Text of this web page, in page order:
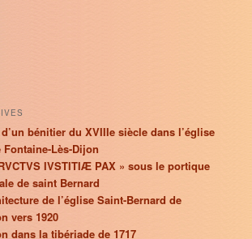
bénitier du XVIIIe siècle dans l’église
Lès-Dijon
IVSTITIÆ PAX » sous le portique
de saint Bernard
de l’église Saint-Bernard de
vers 1920
dans la tibériade de 1717